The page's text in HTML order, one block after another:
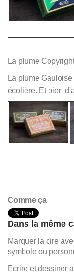
La plume
La plume
écolière. Et bien
Comme ça
Dans la même
Marquer la cire
symbole ou
Ecrire et dessiner